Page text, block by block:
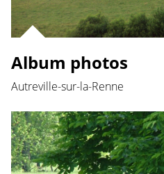
Album photos
Autreville-sur-la-Renne